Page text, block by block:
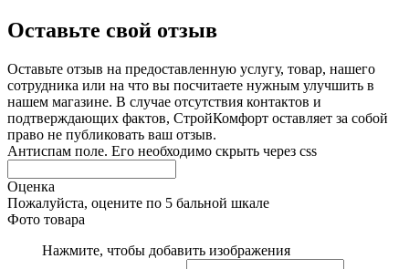
Оставьте свой отзыв
Оставьте отзыв на предоставленную услугу, товар, нашего
сотрудника или на что вы посчитаете нужным улучшить в
нашем магазине. В случае отсутствия контактов и
подтверждающих фактов, СтройКомфорт оставляет за собой
право не публиковать ваш отзыв.
Антиспам поле. Его необходимо скрыть через css
Оценка
Пожалуйста, оцените по 5 бальной шкале
Фото товара
Нажмите, чтобы добавить изображения